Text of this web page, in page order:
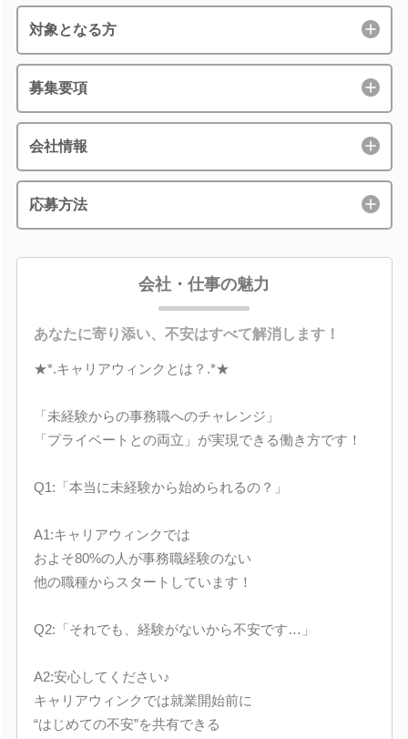
対象となる方
募集要項
会社情報
応募方法
会社・仕事の魅力
あなたに寄り添い、不安はすべて解消します！
★*.キャリアウィンクとは？.*★
「未経験からの事務職へのチャレンジ」
「プライベートとの両立」が実現できる働き方です！
Q1:「本当に未経験から始められるの？」
A1:キャリアウィンクでは
およそ80%の人が事務職経験のない
他の職種からスタートしています！
Q2:「それでも、経験がないから不安です…」
A2:安心してください♪
キャリアウィンクでは就業開始前に
“はじめての不安”を共有できる